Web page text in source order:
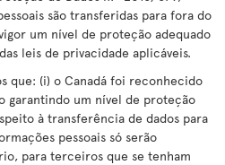
são transferidas para fora do
um nível de proteção adequado
leis de privacidade aplicáveis.
que: (i) o Canadá foi reconhecido
garantindo um nível de proteção
à transferência de dados para
pessoais só serão
para terceiros que se tenham